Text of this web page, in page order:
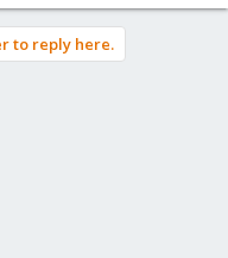
to reply here.